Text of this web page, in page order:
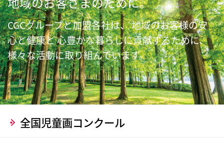
CGCグループと加盟各社は、地域のお客様の安
心と健康と心豊かな暮らしに貢献するために、
様々な活動に取り組んでいます。
全国児童画コンクール